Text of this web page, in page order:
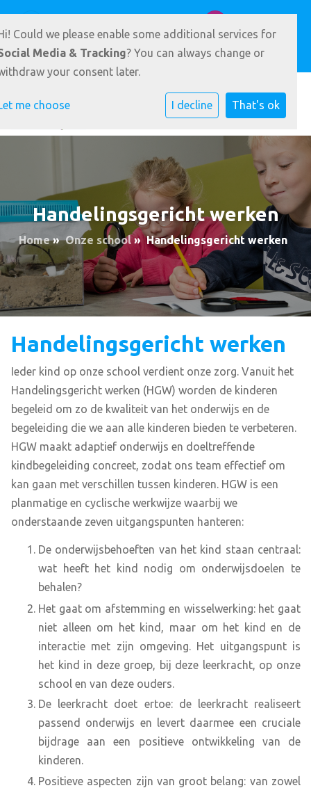
E-mailadres
Handelingsgericht werken
Home» Onze school» Handelingsgericht werken
Handelingsgericht werken
Ieder kind op onze school verdient onze zorg. Vanuit het
Handelingsgericht werken (HGW) worden de kinderen
begeleid om zo de kwaliteit van het onderwijs en de
begeleiding die we aan alle kinderen bieden te verbeteren.
HGW maakt adaptief onderwijs en doeltreffende
kindbegeleiding concreet, zodat ons team effectief om
kan gaan met verschillen tussen kinderen. HGW is een
planmatige en cyclische werkwijze waarbij we
onderstaande zeven uitgangspunten hanteren:
De onderwijsbehoeften van het kind staan centraal:
wat heeft het kind nodig om onderwijsdoelen te
behalen?
Het gaat om afstemming en wisselwerking: het gaat
niet alleen om het kind, maar om het kind en de
interactie met zijn omgeving. Het uitgangspunt is
het kind in deze groep, bij deze leerkracht, op onze
school en van deze ouders.
De leerkracht doet ertoe: de leerkracht realiseert
passend onderwijs en levert daarmee een cruciale
bijdrage aan een positieve ontwikkeling van de
kinderen.
Positieve aspecten zijn van groot belang: van zowel
Could we please enable some additional services for
Media & Tracking? You can always change or
your consent later.
me choose I decline That's ok